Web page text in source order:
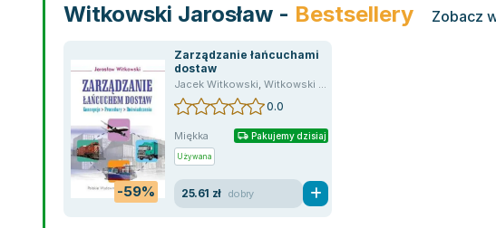
Witkowski Jarosław - Bestsellery Zobacz
-59%
Zarządzanie łańcuchami
dostaw
Jacek Witkowski, Witkowski Jarosław
0.0
Miękka Pakujemy dzisiaj
Używana
25.61 zł dobry